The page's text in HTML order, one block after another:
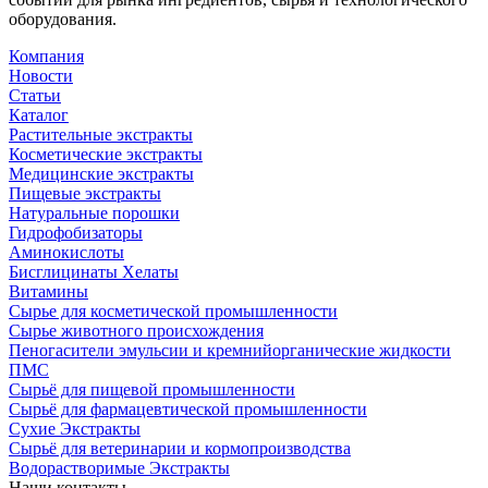
оборудования.
Компания
Новости
Статьи
Каталог
Растительные экстракты
Косметические экстракты
Медицинские экстракты
Пищевые экстракты
Натуральные порошки
Гидрофобизаторы
Аминокислоты
Бисглицинаты Хелаты
Витамины
Сырье для косметической промышленности
Сырье животного происхождения
Пеногасители эмульсии и кремнийорганические жидкости
ПМС
Сырьё для пищевой промышленности
Сырьё для фармацевтической промышленности
Сухие Экстракты
Сырьё для ветеринарии и кормопроизводства
Водорастворимые Экстракты